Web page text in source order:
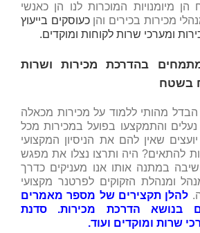
מיומנויות המוכרות לנו הן כאנשי
מכירות בכירים והןכעוסקים בייעוץ
ומערכי שרות לקוחות ומוקדים.
בהדרכת מכירות ושרות
בשטח
הבדל מהותי ללמוד על מכירות מכאלה
והתמקצעו בפועל במכירות מכל
שאין להם את הניסיון המקצועי
להתאים? היה ותרצו נצלו את מפגש
במתנה אותו אנו מעניקים כדרך
ומנהלת הזקוקים לפרטנר מקצועי
להלן תקצירים של מספר מאמרים
בנושא הדרכת מכירות. סדנת
שרות ומוקדים ועוד.